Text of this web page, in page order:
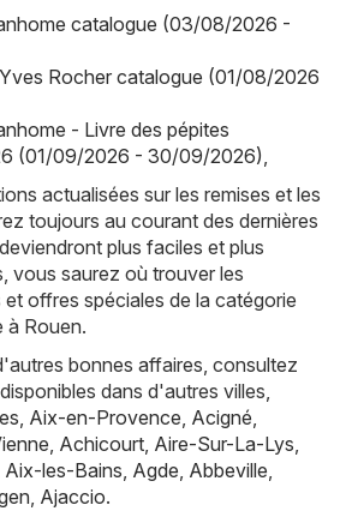
catalogue (03/08/2026 -
Rocher catalogue (01/08/2026
- Livre des pépites
(01/09/2026 - 30/09/2026),
actualisées sur les remises et les
toujours au courant des dernières
plus faciles et plus
vous saurez où trouver les
offres spéciales de la catégorie
à Rouen.
bonnes affaires, consultez
dans d'autres villes,
, Aix-en-Provence, Acigné,
, Achicourt, Aire-Sur-La-Lys,
Aix-les-Bains, Agde, Abbeville,
, Ajaccio.